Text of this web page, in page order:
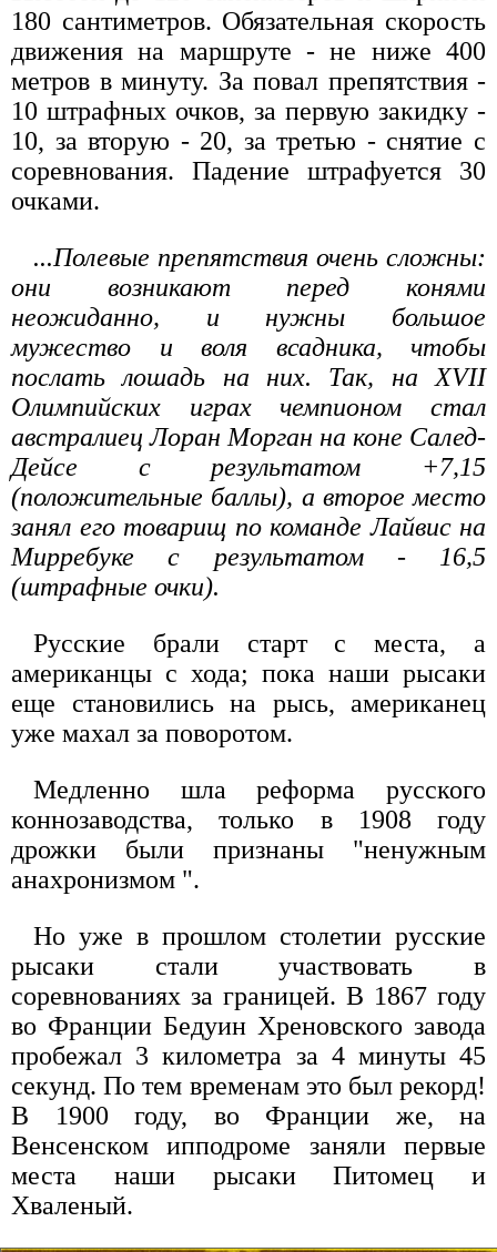
180 сантиметров. Обязательная скорость
движения на маршруте - не ниже 400
метров в минуту. За повал препятствия -
10 штрафных очков, за первую закидку -
10, за вторую - 20, за третью - снятие с
соревнования. Падение штрафуется 30
очками.
...Полевые препятствия очень сложны:
они возникают перед конями
неожиданно, и нужны большое
мужество и воля всадника, чтобы
послать лошадь на них. Так, на XVII
Олимпийских играх чемпионом стал
австралиец Лоран Морган на коне Салед-
Дейсе с результатом +7,15
(положительные баллы), а второе место
занял его товарищ по команде Лайвис на
Мирребуке с результатом - 16,5
(штрафные очки).
Русские брали старт с места, а
американцы с хода; пока наши рысаки
еще становились на рысь, американец
уже махал за поворотом.
Медленно шла реформа русского
коннозаводства, только в 1908 году
дрожки были признаны "ненужным
анахронизмом ".
Но уже в прошлом столетии русские
рысаки стали участвовать в
соревнованиях за границей. В 1867 году
во Франции Бедуин Хреновского завода
пробежал 3 километра за 4 минуты 45
секунд. По тем временам это был рекорд!
В 1900 году, во Франции же, на
Венсенском ипподроме заняли первые
места наши рысаки Питомец и
Хваленый.